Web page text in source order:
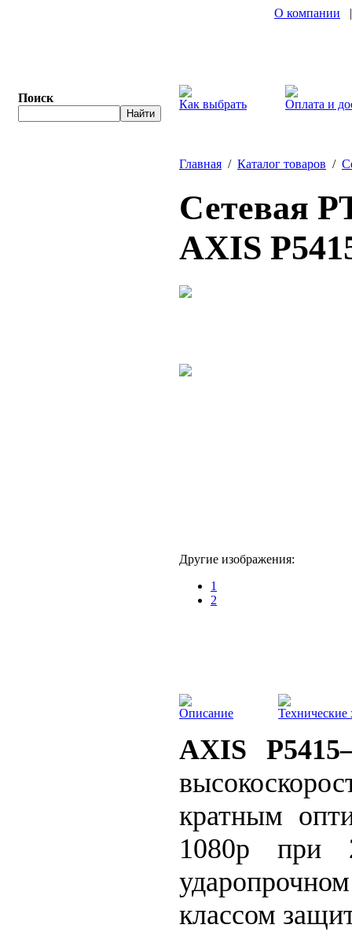
Поиск
О компании
Как выбрать Оплата и
Главная / Каталог товаров /
Сетевая
AXIS
Другие изображения:
1
2
Описание Технические
AXIS
кратным
1080р при
классом